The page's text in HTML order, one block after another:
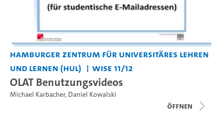
Hamburger Zentrum für Universitäres Lehren
und Lernen (HUL)
WiSe 11/12
OLAT Benutzungsvideos
Michael Karbacher, Daniel Kowalski
Öffnen